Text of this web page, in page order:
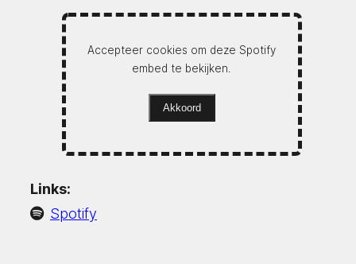
Accepteer cookies om deze Spotify
embed te bekijken.
Akkoord
Links:
Spotify